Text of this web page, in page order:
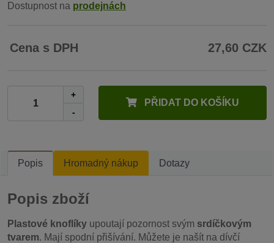
Dostupnost na prodejnách
Cena s DPH 27,60 CZK
+
-
PŘIDAT DO KOŠÍKU
Popis Hromadný nákup Dotazy
Popis zboží
Plastové knoflíky upoutají pozornost svým srdíčkovým
tvarem. Mají spodní přišívání. Můžete je našít na dívčí